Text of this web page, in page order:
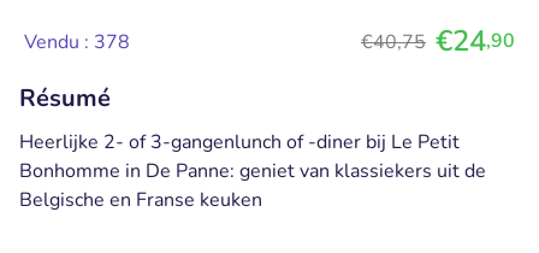
Vendu : 378 €40,75 €24,90
Résumé
Heerlijke 2- of 3-gangenlunch of -diner bij Le Petit
Bonhomme in De Panne: geniet van klassiekers uit de
Belgische en Franse keuken